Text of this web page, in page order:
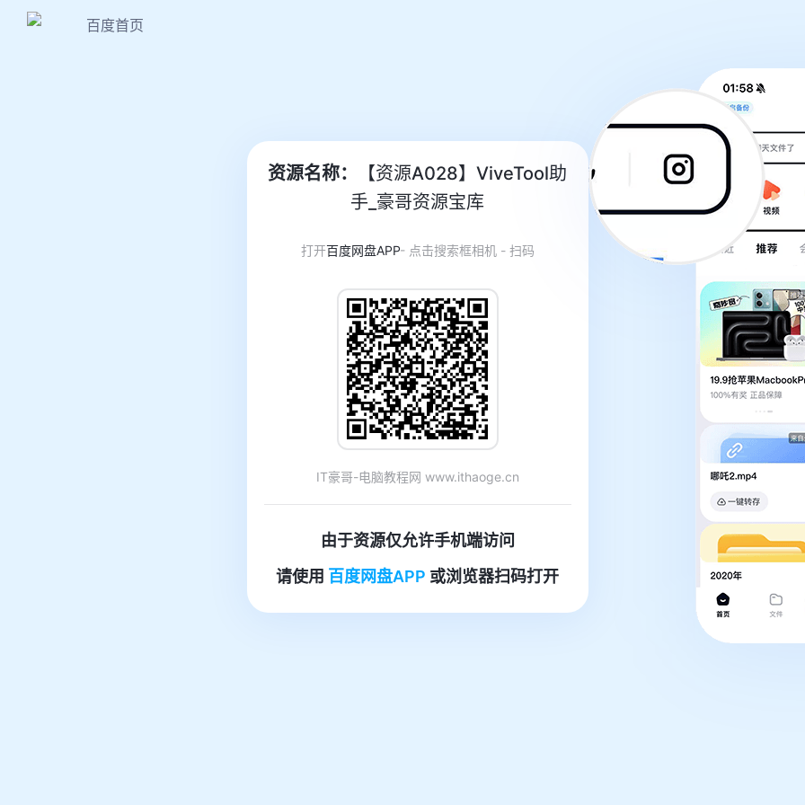
百度首页
资源名称：
【资源A028】ViveTool助
手_豪哥资源宝库
打开百度网盘APP- 点击搜索框相机 - 扫码
IT豪哥-电脑教程网 www.ithaoge.cn
由于资源仅允许手机端访问
请使用 百度网盘APP 或浏览器扫码打开